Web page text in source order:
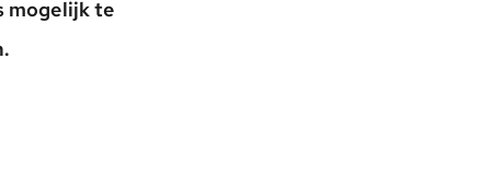
mogelijk te